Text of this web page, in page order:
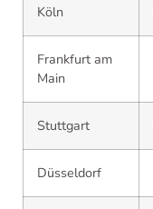
Köln
Frankfurt am
Main
Stuttgart
Düsseldorf